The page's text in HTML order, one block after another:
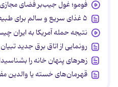
فومو؛ غول جیب‌بر فضای
۵ غذای سریع و سالم برای طبیعت‌گردی
نتیجه حمله آمریکا به ایران
رونمایی از اتاق برق جدید تبیان
زهرهای پنهان خانه را
قهرمان‌های خسته یا والدین